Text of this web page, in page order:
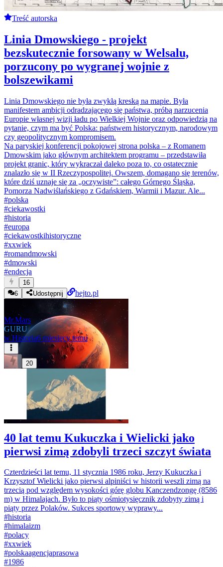
Treść autorska
Linia Dmowskiego - projekt
bezskutecznie forsowany w Welsalu,
porzucony po wygranej wojnie z
bolszewikami
Linia Dmowskiego nie była zwykłą kreską na mapie. Była
manifestem ambicji odradzającego się państwa, próbą narzucenia
Europie własnej wizji ładu po Wielkiej Wojnie oraz odpowiedzią na
pytanie, czym ma być Polska: państwem historycznym, narodowym
czy geopolitycznym kompromisem.
Na paryskiej konferencji pokojowej strona polska – z Romanem
Dmowskim jako głównym architektem programu – przedstawiła
projekt granic, który wykraczał daleko poza to, co ostatecznie
znalazło się w II Rzeczypospolitej. Owszem, domagano się terenów,
które dziś uznaje się za „oczywiste”: całego Górnego Śląska,
Pomorza Nadwiślańskiego z Gdańskiem, Warmii i Mazur. Ale...
#polska
#ciekawostki
#historia
#europa
#ciekawostkihistoryczne
#xxwiek
#romandmowski
#dmowski
#endecja
16
6
Udostępnij hejto.pl
Mr.Mars
GURU
w Historia6 miesięcy temu
20
40 lat temu Kukuczka i Wielicki jako
pierwsi zimą zdobyli trzeci szczyt świata
Czterdzieści lat temu, 11 stycznia 1986 roku, Jerzy Kukuczka i
Krzysztof Wielicki jako pierwsi alpiniści w historii weszli zimą na
trzecią pod względem wysokości górę globu Kanczendzongę (8586
m) w Himalajach. Było to piąty ośmiotysięcznik zdobyty zimą i
piąty przez Polaków. Sukces sportowy wyprawy...
#historia
#himalaizm
#polacy
#xxwiek
#polskaagencjaprasowa
#1986